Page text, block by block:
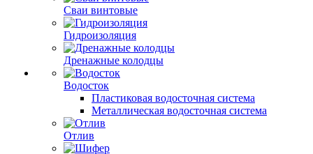
Сваи винтовые
Гидроизоляция
Дренажные колодцы
Водосток
Пластиковая водосточная система
Металлическая водосточная система
Отлив